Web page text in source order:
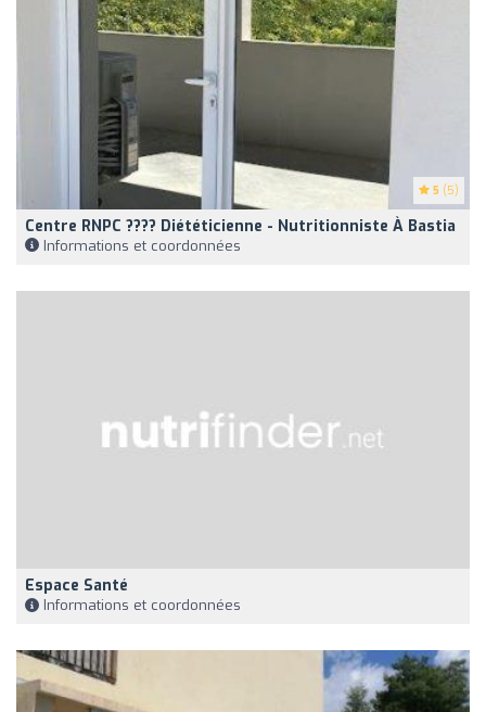
5 (5)
Centre RNPC ???? Diététicienne - Nutritionniste À Bastia
Informations et coordonnées
Espace Santé
Informations et coordonnées